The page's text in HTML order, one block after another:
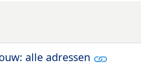
alle adressen